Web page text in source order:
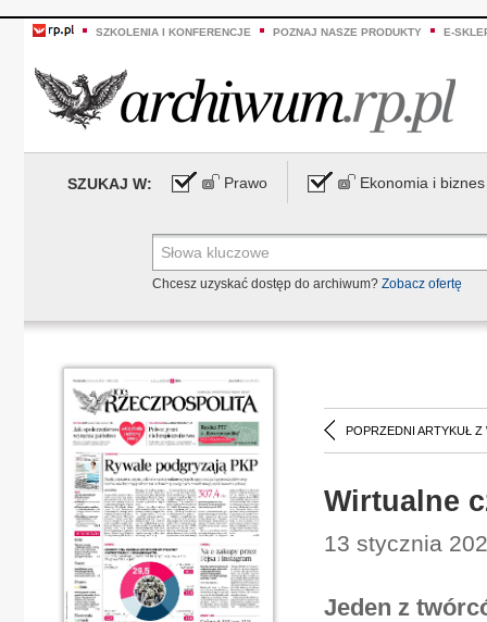
SZKOLENIA I KONFERENCJE POZNAJ NASZE PRODUKTY E-
SZUKAJ W: Prawo Ekonomia i biznes
Chcesz uzyskać dostęp do archiwum? Zobacz ofertę
POPRZEDNI ARTYKUŁ Z
Wirtualne
13 stycznia
Jeden z